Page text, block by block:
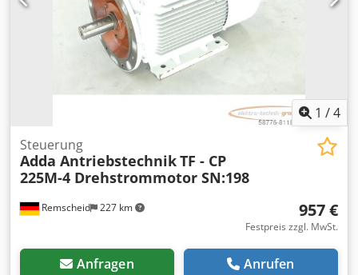
1 /4
Remscheid 227 km
Steuerung
Adda AntriebstechnikTF - CP
225M-4 Drehstrommotor SN:198
957 €
Festpreis zzgl. MwSt.
Anfragen Anrufen